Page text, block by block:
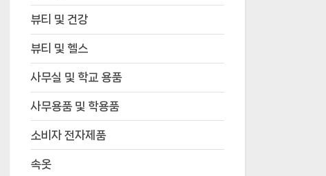
뷰티 및 건강
뷰티 및 헬스
사무실 및 학교 용품
사무용품 및 학용품
소비자 전자제품
속옷